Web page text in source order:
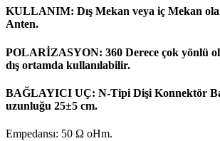
KULLANIM: Dış Mekan veya iç Mekan
Anten.
POLARİZASYON: 360 Derece çok yönlü
dış ortamda kullanılabilir.
BAĞLAYICI UÇ: N-Tipi Dişi Konnektör
uzunluğu 25±5 cm.
Empedansı: 50 Ω oHm.